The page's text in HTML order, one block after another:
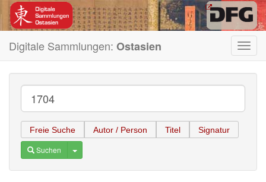
Digitale Sammlungen: Ostasien
Freie Suche Autor / Person Titel Signatur
Suchen Toggle Dropdown